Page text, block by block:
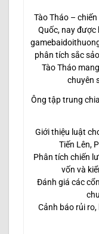
Tào Tháo –
Quốc, nay
phân tích sắc
Tào Tháo
chuyên
Ông tập trung
Giới thiệu luật
Tiến Lên,
Phân tích chiến
vốn và
Đánh giá các
Cảnh báo rủi